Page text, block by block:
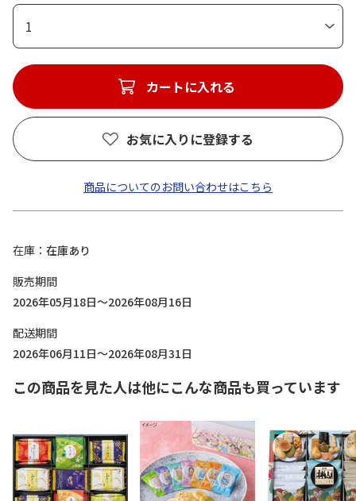
1
カートに入れる
お気に入りに登録する
商品についてのお問い合わせはこちら
在庫
在庫あり
販売期間
2026年05月18日～2026年08月16日
配送期間
2026年06月11日～2026年08月31日
この商品を見た人は他にこんな商品も買っています